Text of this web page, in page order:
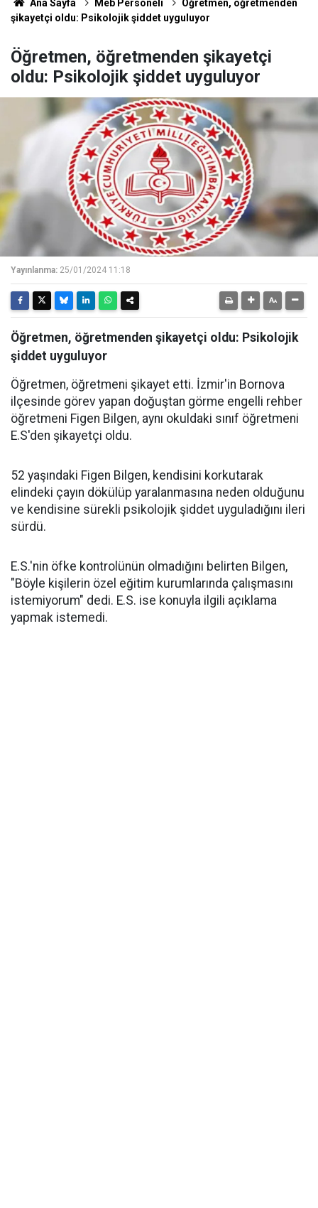
Ana Sayfa Meb Personeli
Öğretmen, öğretmenden
şikayetçi oldu: Psikolojik şiddet uyguluyor
Öğretmen, öğretmenden şikayetçi
oldu: Psikolojik şiddet uyguluyor
Yayınlanma: 25/01/2024 11:18
Öğretmen, öğretmenden şikayetçi oldu: Psikolojik
şiddet uyguluyor
Öğretmen, öğretmeni şikayet etti. İzmir'in Bornova
ilçesinde görev yapan doğuştan görme engelli rehber
öğretmeni Figen Bilgen, aynı okuldaki sınıf öğretmeni
E.S'den şikayetçi oldu.
52 yaşındaki Figen Bilgen, kendisini korkutarak
elindeki çayın dökülüp yaralanmasına neden olduğunu
ve kendisine sürekli psikolojik şiddet uyguladığını ileri
sürdü.
E.S.'nin öfke kontrolünün olmadığını belirten Bilgen,
"Böyle kişilerin özel eğitim kurumlarında çalışmasını
istemiyorum" dedi. E.S. ise konuyla ilgili açıklama
yapmak istemedi.